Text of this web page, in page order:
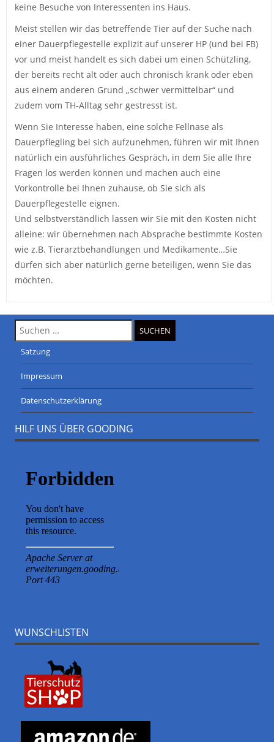
keine Besuche von Interessenten ins Haus.
Meist stellen wir das betreffende Tier auf der Suche nach
einer Dauerpflegestelle explizit auf unserer HP (und bei FB)
vor und meist handelt es sich dabei um einen Schützling,
der bereits recht alt oder auch chronisch krank oder eben
aus einem anderen Grund „schwer vermittelbar“ und
zudem vom TH-Alltag sehr gestresst ist.
Wenn Sie Interesse haben, eine solche Fellnase als
Dauerpflegling bei sich aufzunehmen, führen wir mit Ihnen
natürlich ein ausführliches Gespräch, in dem Sie alle Ihre
Fragen los werden können und machen auch eine
Vorkontrolle bei Ihnen zuhause, ob Sie sich als
Dauerpflegestelle eignen.
Und selbstverständlich lassen wir Sie mit den Kosten nicht
alleine: wir übernehmen nach Absprache bestimmte Kosten
wie z.B. Tierarztbehandlungen und Medikamente…Sie
dürfen sich aber natürlich gerne beteiligen, wenn Sie das
möchten.
Suche
nach:
Satzung
Impressum
Datenschutzerklärung
HILF UNS ÜBER GOODING
WUNSCHLISTEN